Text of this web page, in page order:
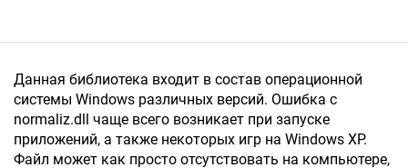
Данная библиотека входит в состав операционной
системы Windows различных версий. Ошибка с
normaliz.dll чаще всего возникает при запуске
приложений, а также некоторых игр на Windows XP.
Файл может как просто отсутствовать на компьютере,